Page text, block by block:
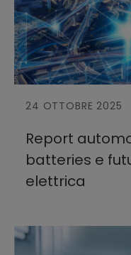
24 OTTOBRE 2025
Report
batteries e
elettrica